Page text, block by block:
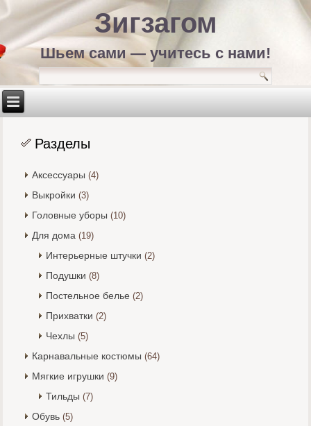
Зигзагом
Шьем сами — учитесь с нами!
Разделы
Аксессуары (4)
Выкройки (3)
Головные уборы (10)
Для дома (19)
Интерьерные штучки (2)
Подушки (8)
Постельное белье (2)
Прихватки (2)
Чехлы (5)
Карнавальные костюмы (64)
Мягкие игрушки (9)
Тильды (7)
Обувь (5)